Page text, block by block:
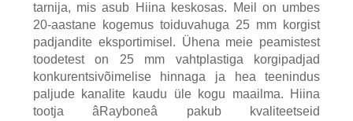
tarnija, mis asub Hiina keskosas. Meil on umbes
20-aastane kogemus toiduvahuga 25 mm korgist
padjandite eksportimisel. Ühena meie peamistest
toodetest on 25 mm vahtplastiga korgipadjad
konkurentsivõimelise hinnaga ja hea teenindus
paljude kanalite kaudu üle kogu maailma. Hiina
tootja âRayboneâ pakub kvaliteetseid